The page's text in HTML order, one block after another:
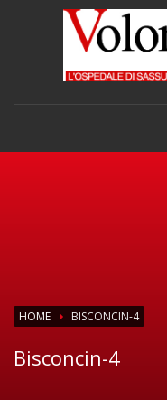
HOME BISCONCIN-4
Bisconcin-4